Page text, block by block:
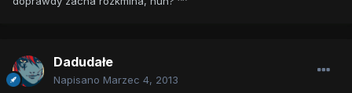
Dadudałe
Napisano Marzec 4, 2013